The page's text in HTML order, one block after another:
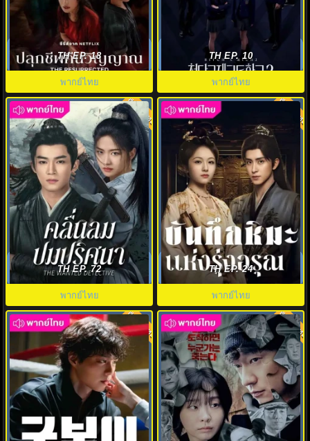
The Resurrected ปลุกชีพคืน
วิญญาณ (2025) พากย์ไทย EP1-9
(จบ)
TH EP. 18
พากย์ไทย
สืบคดีคุณหนูโรงเรียนชองดัม 2
(2025) Bitch X Rich 2 พากย์ไทย
TH EP. 10
พากย์ไทย
คลื่นลมปมปริศนา (2025) The
Wanted Detective พากย์ไทย
8.0 พากย์ไทย
TH EP. 72
พากย์ไทย
บันทึกหิมะแห่งรุ่งอรุณ (2025)
Coroner’s Diary พากย์ไทย
8.0 พากย์ไทย
TH EP. 24
พากย์ไทย
8.0 พากย์ไทย 8.0 พากย์ไทย